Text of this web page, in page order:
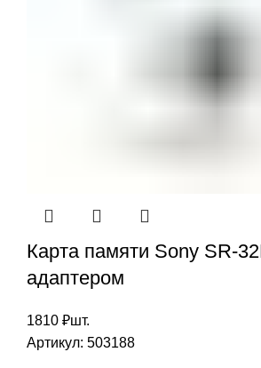
Карта памяти Sony SR-
адаптером
1810 ₽шт.
Артикул: 503188